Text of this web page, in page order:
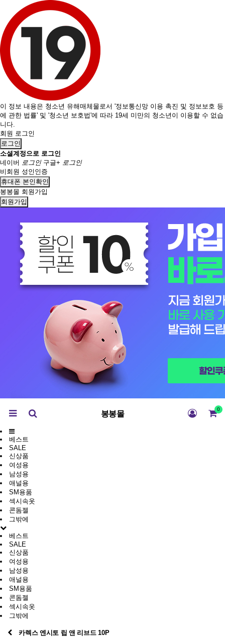
이 정보 내용은 청소년 유해매체물로서 '정보통신망 이용 촉진 및 정보보호 등
에 관한 법률' 및 '청소년 보호법'에 따라 19세 미만의 청소년이 이용할 수 없습
니다.
회원 로그인
로그인
소셜계정으로 로그인
네이버 로그인 구글+ 로그인
비회원 성인인증
휴대폰 본인확인
봉봉몰 회원가입
회원가입
봉봉몰 0
베스트
SALE
신상품
여성용
남성용
애널용
SM용품
섹시속옷
콘돔젤
그밖에
베스트
SALE
신상품
여성용
남성용
애널용
SM용품
콘돔젤
섹시속옷
그밖에
카렉스 엔시토 립 앤 리브드 10P